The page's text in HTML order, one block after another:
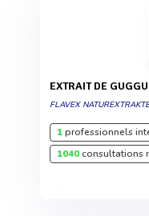
EXTRAIT DE
FLAVEX
1professionnels
1040consultations